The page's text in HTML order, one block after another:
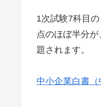
1次試験7科目
点のほぼ半分
題されます。
中小企業白書（